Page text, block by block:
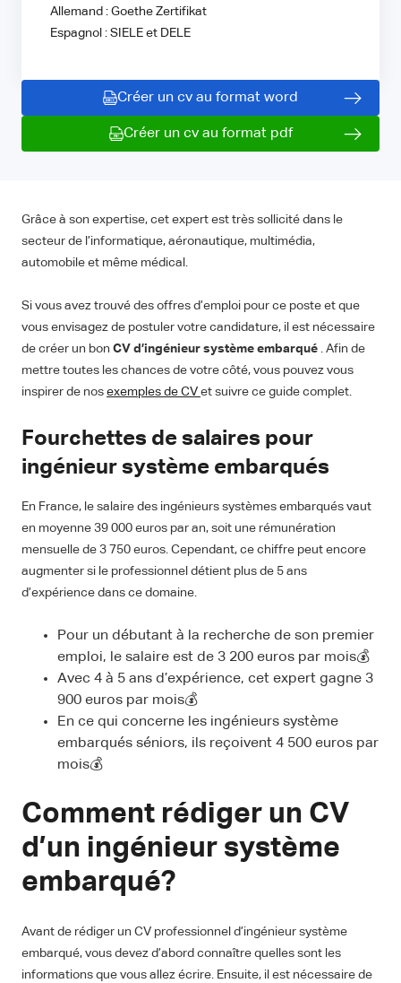
Allemand : Goethe Zertifikat
Espagnol : SIELE et DELE
Créer un cv au format word
Créer un cv au format pdf
Grâce à son expertise, cet expert est très sollicité dans le
secteur de l’informatique, aéronautique, multimédia,
automobile et même médical.
Si vous avez trouvé des offres d’emploi pour ce poste et que
vous envisagez de postuler votre candidature, il est nécessaire
de créer un bon CV d’ingénieur système embarqué . Afin de
mettre toutes les chances de votre côté, vous pouvez vous
inspirer de nos exemples de CV et suivre ce guide complet.
Fourchettes de salaires pour
ingénieur système embarqués
En France, le salaire des ingénieurs systèmes embarqués vaut
en moyenne 39 000 euros par an, soit une rémunération
mensuelle de 3 750 euros. Cependant, ce chiffre peut encore
augmenter si le professionnel détient plus de 5 ans
d’expérience dans ce domaine.
Pour un débutant à la recherche de son premier
emploi, le salaire est de 3 200 euros par mois💰
Avec 4 à 5 ans d’expérience, cet expert gagne 3
900 euros par mois💰
En ce qui concerne les ingénieurs système
embarqués séniors, ils reçoivent 4 500 euros par
mois💰
Comment rédiger un CV
d’un ingénieur système
embarqué?
Avant de rédiger un CV professionnel d’ingénieur système
embarqué, vous devez d’abord connaître quelles sont les
informations que vous allez écrire. Ensuite, il est nécessaire de